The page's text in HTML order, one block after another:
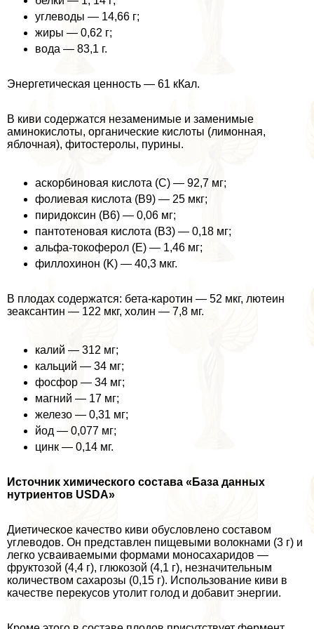
углеводы — 14,66 г;
жиры — 0,62 г;
вода — 83,1 г.
Энергетическая ценность — 61 кКал.
В киви содержатся незаменимые и заменимые
аминокислоты, органические кислоты (лимонная,
яблочная), фитостеролы, пурины.
аскорбиновая кислота (C) — 92,7 мг;
фолиевая кислота (B9) — 25 мкг;
пиридоксин (B6) — 0,06 мг;
пантотеновая кислота (B3) — 0,18 мг;
альфа-токоферол (E) — 1,46 мг;
филлохинон (K) — 40,3 мкг.
В плодах содержатся: бета-каротин — 52 мкг, лютеин
зеаксантин — 122 мкг, холин — 7,8 мг.
калий — 312 мг;
кальций — 34 мг;
фосфор — 34 мг;
магний — 17 мг;
железо — 0,31 мг;
йод — 0,077 мг;
цинк — 0,14 мг.
Источник химического состава «База данных
нутриентов USDA»
Диетическое качество киви обусловлено составом
углеводов. Он представлен пищевыми волокнами (3 г) и
легко усваиваемыми формами моносахаридов —
фруктозой (4,4 г), глюкозой (4,1 г), незначительным
количеством сахарозы (0,15 г). Использование киви в
качестве перекусов утолит голод и добавит энергии.